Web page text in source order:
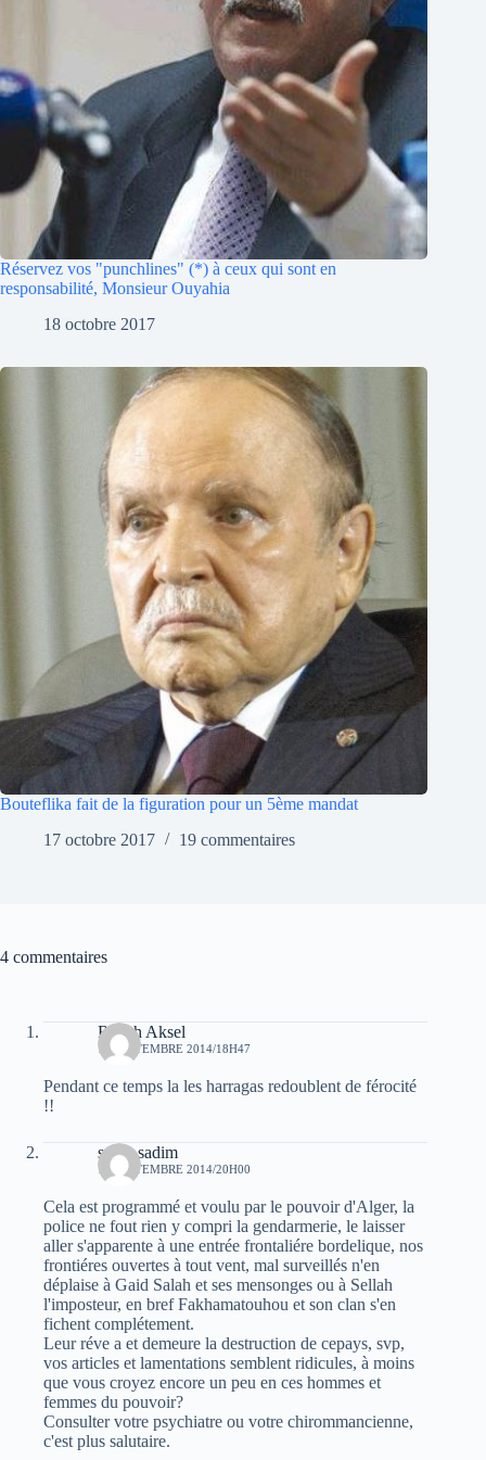
Réservez vos "punchlines" (*) à ceux qui sont en
responsabilité, Monsieur Ouyahia
18 octobre 2017
Bouteflika fait de la figuration pour un 5ème mandat
17 octobre 2017
19 commentaires
4 commentaires
Raveh Aksel
10 SEPTEMBRE 2014/18H47
Pendant ce temps la les harragas redoublent de férocité
!!
sarah sadim
10 SEPTEMBRE 2014/20H00
Cela est programmé et voulu par le pouvoir d'Alger, la
police ne fout rien y compri la gendarmerie, le laisser
aller s'apparente à une entrée frontaliére bordelique, nos
frontiéres ouvertes à tout vent, mal surveillés n'en
déplaise à Gaid Salah et ses mensonges ou à Sellah
l'imposteur, en bref Fakhamatouhou et son clan s'en
fichent complétement.
Leur réve a et demeure la destruction de cepays, svp,
vos articles et lamentations semblent ridicules, à moins
que vous croyez encore un peu en ces hommes et
femmes du pouvoir?
Consulter votre psychiatre ou votre chirommancienne,
c'est plus salutaire.